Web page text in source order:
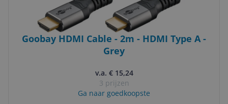
Goobay HDMI Cable - 2m - HDMI Type A -
Grey
v.a. € 15,24
3 prijzen
Ga naar goedkoopste